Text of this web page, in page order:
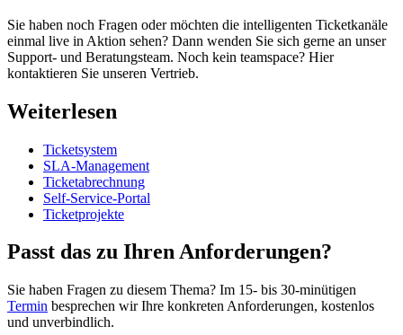
Sie haben noch Fragen oder möchten die intelligenten Ticketkanäle
einmal live in Aktion sehen? Dann wenden Sie sich gerne an unser
Support- und Beratungsteam. Noch kein teamspace? Hier
kontaktieren Sie unseren Vertrieb.
Weiterlesen
Ticketsystem
SLA-Management
Ticketabrechnung
Self-Service-Portal
Ticketprojekte
Passt das zu Ihren Anforderungen?
Sie haben Fragen zu diesem Thema? Im 15- bis 30-minütigen
Termin besprechen wir Ihre konkreten Anforderungen, kostenlos
und unverbindlich.